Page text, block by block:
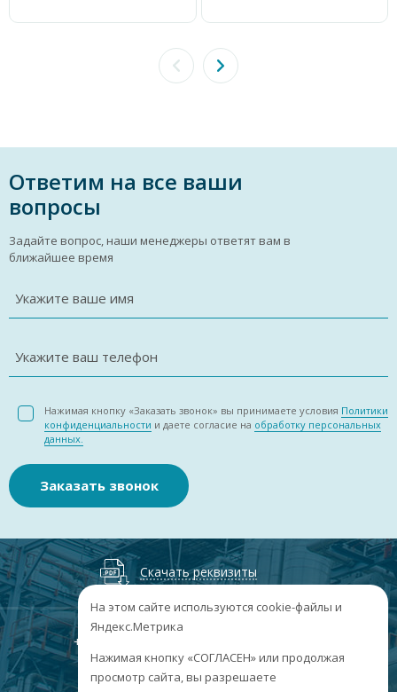
Ответим на все ваши
вопросы
Задайте вопрос, наши менеджеры ответят вам в
ближайшее время
Укажите ваше имя
Укажите ваш телефон
Нажимая кнопку «Заказать звонок» вы принимаете условия Политики
конфиденциальности и даете согласие на обработку персональных
данных.
Заказать звонок
Скачать реквизиты
+7
г. Барнаул, пр. Ленина, 158А, Н1/204
На этом сайте используются cookie-файлы и
Яндекс.Метрика
Нажимая кнопку «СОГЛАСЕН» или продолжая
просмотр сайта, вы разрешаете